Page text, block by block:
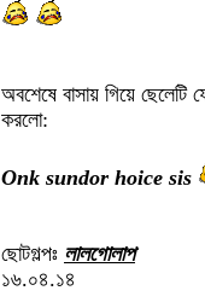
অবশেষে বাসায় গিয়ে
করলো:
Onk sundor hoice sis
ছোটগল্পঃ লালগোলাপ
১৬.০৪.১৪